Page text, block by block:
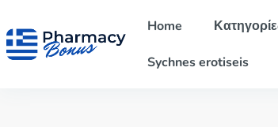
Home
Sychnes erotiseis